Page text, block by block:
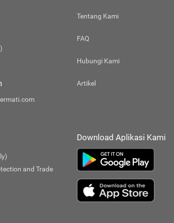
and Trade
Tentang Kami
FAQ
Hubungi Kami
Artikel
Download Aplikasi Kami